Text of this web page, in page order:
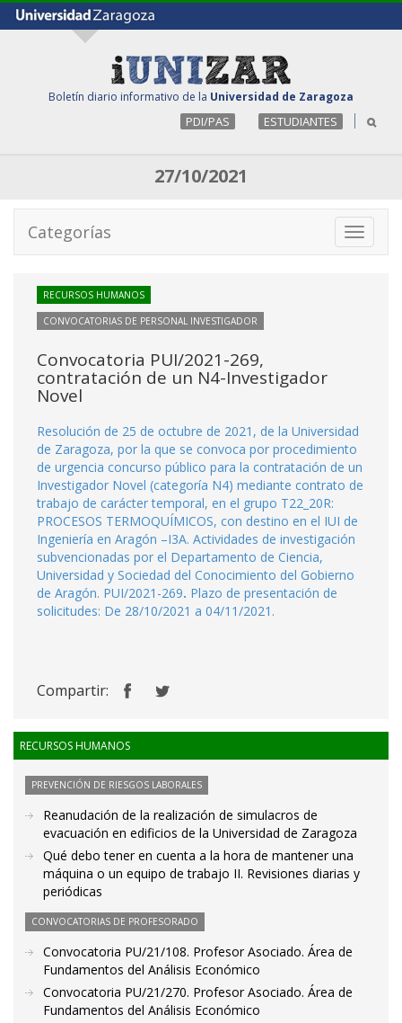
Boletín diario informativo de la Universidad de Zaragoza
PDI/PAS ESTUDIANTES
27/10/2021
Toggle
Categorías
RECURSOS HUMANOS
CONVOCATORIAS DE PERSONAL INVESTIGADOR
Convocatoria PUI/2021-269,
contratación de un N4-Investigador
Novel
Resolución de 25 de octubre de 2021, de la Universidad
de Zaragoza, por la que se convoca por procedimiento
de urgencia concurso público para la contratación de un
Investigador Novel (categoría N4) mediante contrato de
trabajo de carácter temporal, en el grupo T22_20R:
PROCESOS TERMOQUÍMICOS, con destino en el IUI de
Ingeniería en Aragón –I3A. Actividades de investigación
subvencionadas por el Departamento de Ciencia,
Universidad y Sociedad del Conocimiento del Gobierno
de Aragón. PUI/2021-269. Plazo de presentación de
solicitudes: De 28/10/2021 a 04/11/2021.
Compartir:
RECURSOS HUMANOS
PREVENCIÓN DE RIESGOS LABORALES
Reanudación de la realización de simulacros de
evacuación en edificios de la Universidad de Zaragoza
Qué debo tener en cuenta a la hora de mantener una
máquina o un equipo de trabajo II. Revisiones diarias y
periódicas
CONVOCATORIAS DE PROFESORADO
Convocatoria PU/21/108. Profesor Asociado. Área de
Fundamentos del Análisis Económico
Convocatoria PU/21/270. Profesor Asociado. Área de
Fundamentos del Análisis Económico